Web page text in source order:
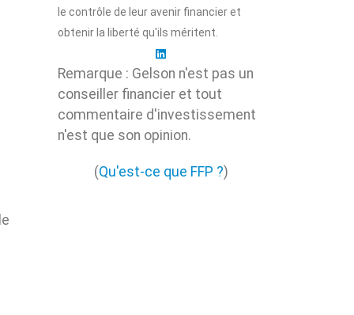
le contrôle de leur avenir financier et
obtenir la liberté qu'ils méritent.
Remarque : Gelson n'est pas un
conseiller financier et tout
commentaire d'investissement
n'est que son opinion.
(Qu'est-ce que FFP ?)